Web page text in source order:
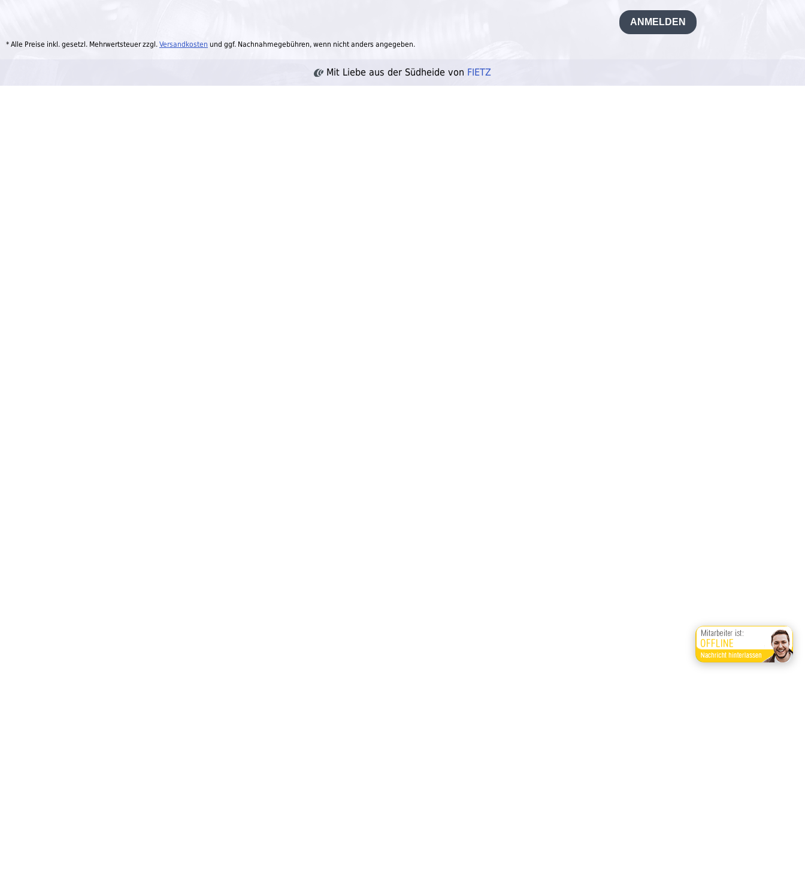
ANMELDEN
* Alle Preise inkl. gesetzl. Mehrwertsteuer zzgl. Versandkosten und ggf. Nachnahmegebühren, wenn nicht anders angegeben.
Mit Liebe aus der Südheide von FIETZ